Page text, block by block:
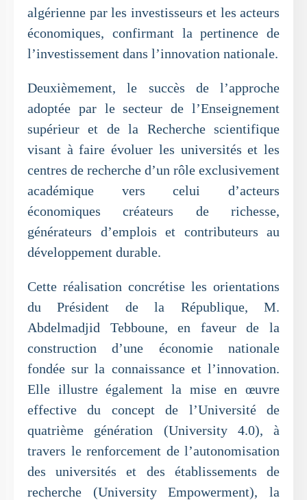
algérienne par les investisseurs et les acteurs
économiques, confirmant la pertinence de
l’investissement dans l’innovation nationale.
Deuxièmement, le succès de l’approche
adoptée par le secteur de l’Enseignement
supérieur et de la Recherche scientifique
visant à faire évoluer les universités et les
centres de recherche d’un rôle exclusivement
académique vers celui d’acteurs
économiques créateurs de richesse,
générateurs d’emplois et contributeurs au
développement durable.
Cette réalisation concrétise les orientations
du Président de la République, M.
Abdelmadjid Tebboune, en faveur de la
construction d’une économie nationale
fondée sur la connaissance et l’innovation.
Elle illustre également la mise en œuvre
effective du concept de l’Université de
quatrième génération (University 4.0), à
travers le renforcement de l’autonomisation
des universités et des établissements de
recherche (University Empowerment), la